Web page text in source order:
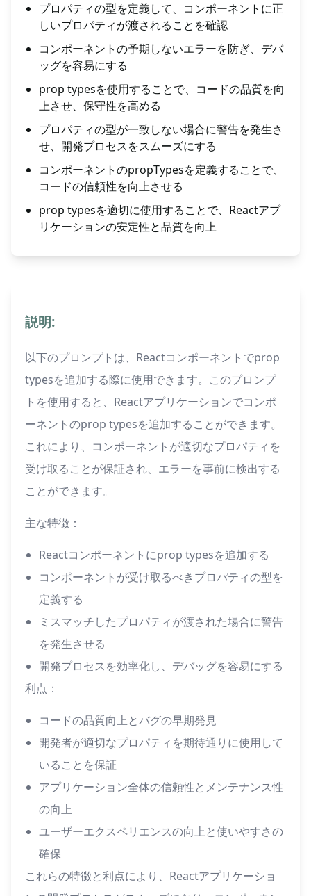
プロパティの型を定義して、コンポーネントに正
しいプロパティが渡されることを確認
コンポーネントの予期しないエラーを防ぎ、デバ
ッグを容易にする
prop typesを使用することで、コードの品質を向
上させ、保守性を高める
プロパティの型が一致しない場合に警告を発生さ
せ、開発プロセスをスムーズにする
コンポーネントのpropTypesを定義することで、
コードの信頼性を向上させる
prop typesを適切に使用することで、Reactアプ
リケーションの安定性と品質を向上
説明:
以下のプロンプトは、Reactコンポーネントでprop
typesを追加する際に使用できます。このプロンプ
トを使用すると、Reactアプリケーションでコンポ
ーネントのprop typesを追加することができます。
これにより、コンポーネントが適切なプロパティを
受け取ることが保証され、エラーを事前に検出する
ことができます。
主な特徴：
Reactコンポーネントにprop typesを追加する
コンポーネントが受け取るべきプロパティの型を
定義する
ミスマッチしたプロパティが渡された場合に警告
を発生させる
開発プロセスを効率化し、デバッグを容易にする
利点：
コードの品質向上とバグの早期発見
開発者が適切なプロパティを期待通りに使用して
いることを保証
アプリケーション全体の信頼性とメンテナンス性
の向上
ユーザーエクスペリエンスの向上と使いやすさの
確保
これらの特徴と利点により、Reactアプリケーショ